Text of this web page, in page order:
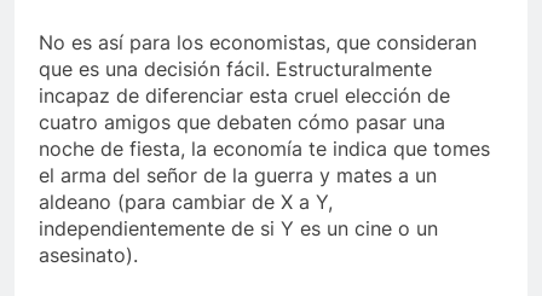
No es así para los economistas, que consideran
que es una decisión fácil. Estructuralmente
incapaz de diferenciar esta cruel elección de
cuatro amigos que debaten cómo pasar una
noche de fiesta, la economía te indica que tomes
el arma del señor de la guerra y mates a un
aldeano (para cambiar de X a Y,
independientemente de si Y es un cine o un
asesinato).